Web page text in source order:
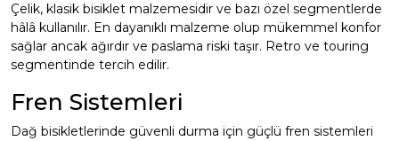
Çelik, klasik bisiklet malzemesidir ve bazı özel segmentlerde
hâlâ kullanılır. En dayanıklı malzeme olup mükemmel konfor
sağlar ancak ağırdır ve paslama riski taşır. Retro ve touring
segmentinde tercih edilir.
Fren Sistemleri
Dağ bisikletlerinde güvenli durma için güçlü fren sistemleri